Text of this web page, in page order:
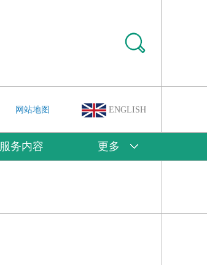
网站地图 ENGLISH
服务内容 更多